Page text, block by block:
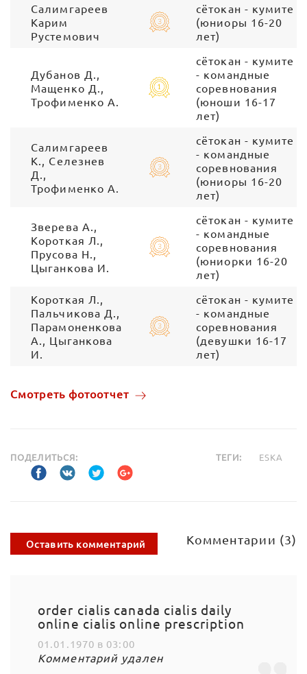
Салимгареев
Карим
Рустемович
сётокан - кумите
(юниоры 16-20
лет)
Дубанов Д.,
Мащенко Д.,
Трофименко А.
сётокан - кумите
- командные
соревнования
(юноши 16-17
лет)
Салимгареев
К., Селезнев
Д.,
Трофименко А.
сётокан - кумите
- командные
соревнования
(юниоры 16-20
лет)
Зверева А.,
Короткая Л.,
Прусова Н.,
Цыганкова И.
сётокан - кумите
- командные
соревнования
(юниорки 16-20
лет)
Короткая Л.,
Пальчикова Д.,
Парамоненкова
А., Цыганкова
И.
сётокан - кумите
- командные
соревнования
(девушки 16-17
лет)
Смотреть фотоотчет
ПОДЕЛИТЬСЯ: ТЕГИ: ESKA
Оставить комментарий Комментарии (3)
order cialis canada cialis daily
online cialis online prescription
01.01.1970 в 03:00
Комментарий удален